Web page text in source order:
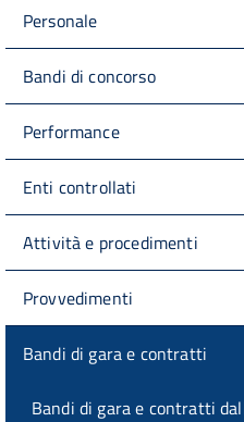
Personale
Bandi di concorso
Performance
Enti controllati
Attività e procedimenti
Provvedimenti
Bandi di gara e contratti
Bandi di gara e contratti